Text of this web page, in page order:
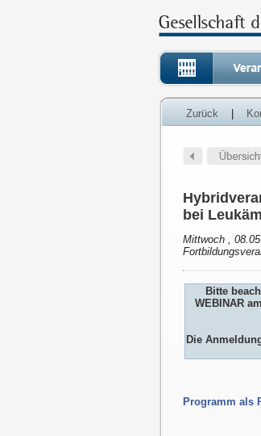
Zurück
bei
Mittwoch ,
Bitte
WEBINAR
Die
Programm als